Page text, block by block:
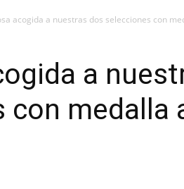
acogida a nuestras dos selecciones con
a
con medalla